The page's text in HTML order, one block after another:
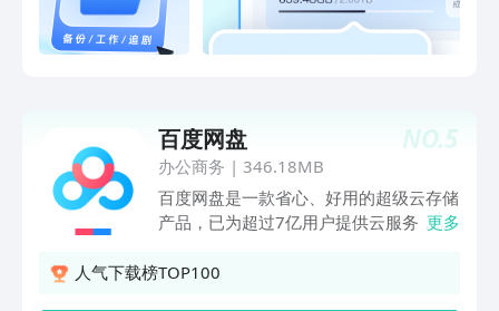
支持http、https、磁力链接离线下载，
稳定资源高速下载，节约下载时间 【多
时收到系统通知 如果您在使用123云盘中
遇到任何问题或提出任何建议，欢迎直接
联系123云盘邮箱：kf@123pan.com
NO.5
百度网盘
办公商务 | 346.18MB
百度网盘是一款省心、好用的超级云存储
产品，已为超过7亿用户提供云服务，空
查看和处理，自建多个数据存储中心，更
更多
人气下载榜TOP100